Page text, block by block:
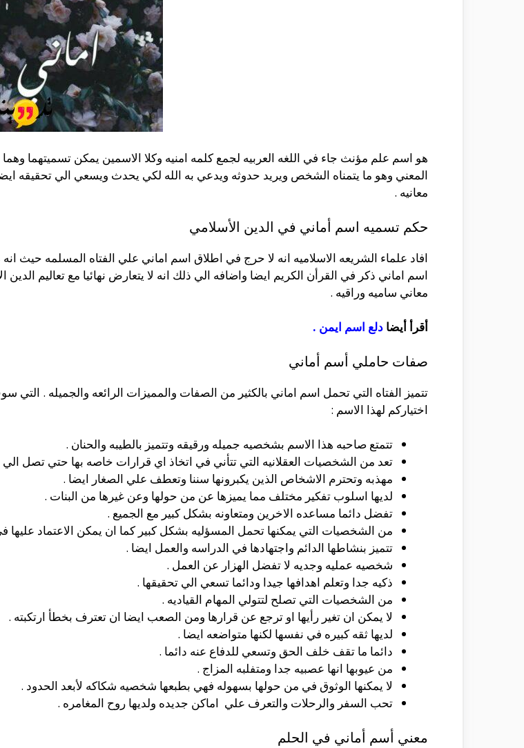
هو اسم علم مؤنث جاء في اللغه العربيه لجمع كلمه امنيه وكلا الاسمين يمكن تسميتهما
المعني وهو ما يتمناه الشخص ويريد حدوثه ويدعي به الله لكي يحدث ويسعي الي تحقيقه
معانيه .
حكم تسميه اسم أماني في الدين الأسلامي
افاد علماء الشريعه الاسلاميه انه لا حرج في اطلاق اسم اماني علي الفتاه المسلمه حيث
اسم اماني ذكر في القرأن الكريم ايضا واضافه الي ذلك انه لا يتعارض نهائيا مع تعاليم
معاني ساميه وراقيه .
أقرأ أيضا دلع اسم ايمن .
صفات حاملي أسم أماني
تتميز الفتاه التي تحمل اسم اماني بالكثير من الصفات والمميزات الرائعه والجميله .
اختياركم لهذا الاسم :
تتمتع صاحبه هذا الاسم بشخصيه جميله ورقيقه وتتميز بالطيبه والحنان .
تعد من الشخصيات العقلانيه التي تتأني في اتخاذ اي قرارات خاصه بها حتي تصل الي
مهذبه وتحترم الاشخاص الذين يكبرونها سننا وتعطف علي الصغار ايضا .
لديها اسلوب تفكير مختلف مما يميزها عن من حولها وعن غيرها من البنات .
تفضل دائما مساعده الاخرين ومتعاونه بشكل كبير مع الجميع .
من الشخصيات التي يمكنها تحمل المسؤليه بشكل كبير كما ان يمكن الاعتماد عليها
تتميز بنشاطها الدائم واجتهادها في الدراسه والعمل ايضا .
شخصيه عمليه وجديه لا تفضل الهزار عن العمل .
ذكيه جدا وتعلم اهدافها جيدا ودائما تسعي الي تحقيقها .
من الشخصيات التي تصلح لتتولي المهام القياديه .
لا يمكن ان تغير رأيها او ترجع عن قرارها ومن الصعب ايضا ان تعترف بخطأ ارتكبته .
لديها ثقه كبيره في نفسها لكنها متواضعه ايضا .
دائما ما تقف خلف الحق وتسعي للدفاع عنه دائما .
من عيوبها انها عصبيه جدا ومتفلبه المزاج .
لا يمكنها الوثوق في من حولها بسهوله فهي بطبعها شخصيه شكاكه لأبعد الحدود .
تحب السفر والرحلات والتعرف علي اماكن جديده ولديها روح المغامره .
معني أسم أماني في الحلم